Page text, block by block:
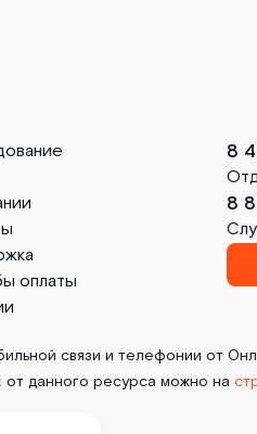
оплаты
8
8
связи и телефонии от
от данного ресурса можно на